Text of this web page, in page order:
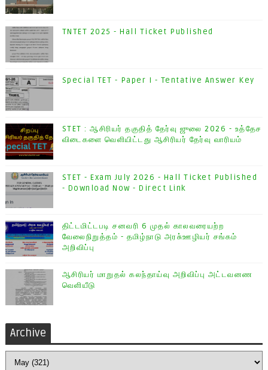
TNTET 2025 - Hall Ticket Published
Special TET - Paper I - Tentative Answer Key
STET : ஆசிரியர் தகுதித் தேர்வு ஜுலை 2026 - உத்தேச
விடைகளை வெளியிட்டது ஆசிரியர் தேர்வு வாரியம்
STET - Exam July 2026 - Hall Ticket Published
- Download Now - Direct Link
திட்டமிட்டபடி சனவரி 6 முதல் காலவரையற்ற
வேலைநிறுத்தம் - தமிழ்நாடு அரசு்ஊழியர் சங்கம்
அறிவிப்பு
ஆசிரியர் மாறுதல் கலந்தாய்வு அறிவிப்பு அட்டவனண
வெளியீடு
Archive